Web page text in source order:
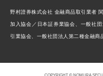
野村證券株式会社 金融商品取引業者
加入協会／日本証券業協会、一般社
引業協会、一般社団法人第二種金融